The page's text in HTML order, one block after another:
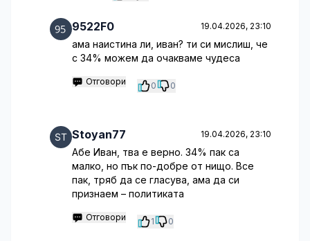
9522F0 19.04.2026, 23:10
ама наистина ли, иван? ти си мислиш, че
с 34% можем да очакваме чудеса
Отговори 0 0
Stoyan77 19.04.2026, 23:10
Абе Иван, тва е верно. 34% пак са
малко, но пък по-добре от нищо. Все
пак, тряб да се гласува, ама да си
признаем – политиката
Отговори 1 0